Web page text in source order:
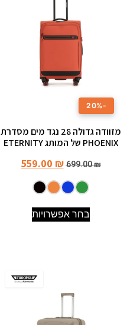
-20%
מזוודה גדולה ‎28 נגד מים מסדרת
PHOENIX של המותג ETERNITY
699.00₪
559.00 ₪
בחר אפשרויות